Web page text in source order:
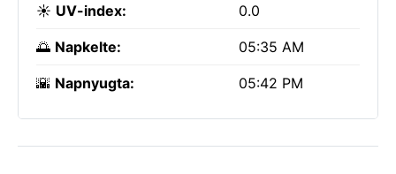
☀️ UV-index: 0.0
🌅 Napkelte: 05:35 AM
🌇 Napnyugta: 05:42 PM